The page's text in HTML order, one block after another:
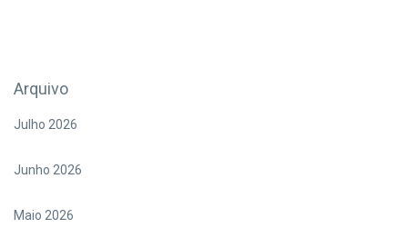
Arquivo
Julho 2026
Junho 2026
Maio 2026